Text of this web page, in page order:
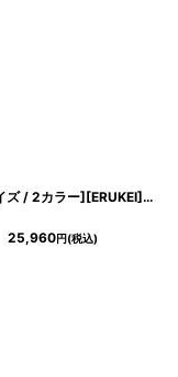
[ XS-Lサイズ / 2カラー][ERUKEI]スクエアネック・ケミカルレース・ビジューボタン・ティアード・Aライン・ミニドレス・ワンピース[送料無料]
25,960円(税込)